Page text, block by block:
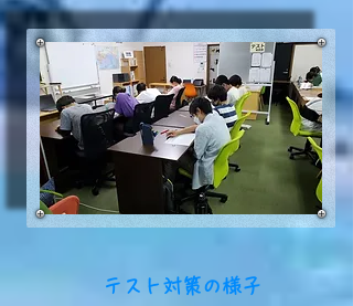
​テスト対策の様子